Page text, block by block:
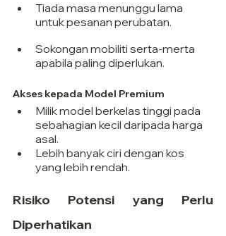
Tiada masa menunggu lama
untuk pesanan perubatan.
Sokongan mobiliti serta-merta
apabila paling diperlukan.
Akses kepada Model Premium
Milik model berkelas tinggi pada
sebahagian kecil daripada harga
asal.
Lebih banyak ciri dengan kos
yang lebih rendah.
Risiko Potensi yang Perlu
Diperhatikan